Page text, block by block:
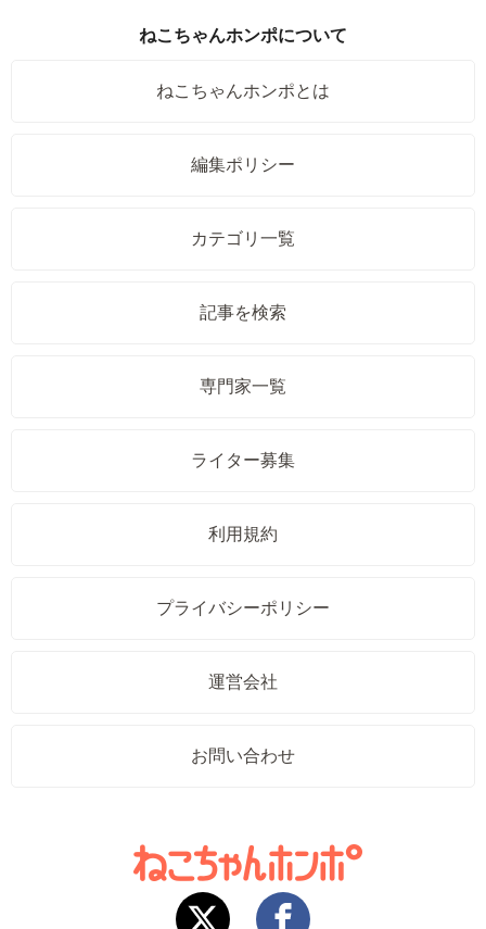
ねこちゃんホンポについて
ねこちゃんホンポとは
編集ポリシー
カテゴリ一覧
記事を検索
専門家一覧
ライター募集
利用規約
プライバシーポリシー
運営会社
お問い合わせ